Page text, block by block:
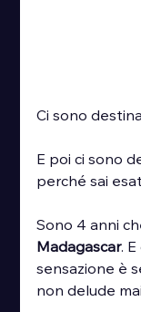
Ci sono
E poi ci sono
perché sai
Sono 4 anni
Madagascar.
sensazione è
non delude